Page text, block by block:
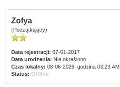
Zofya
(Początkujący)
Data rejestracji: 07-01-2017
Data urodzenia: Nie określono
Czas lokalny: 08-06-2026, godzina 03:23 AM
Status: Offline